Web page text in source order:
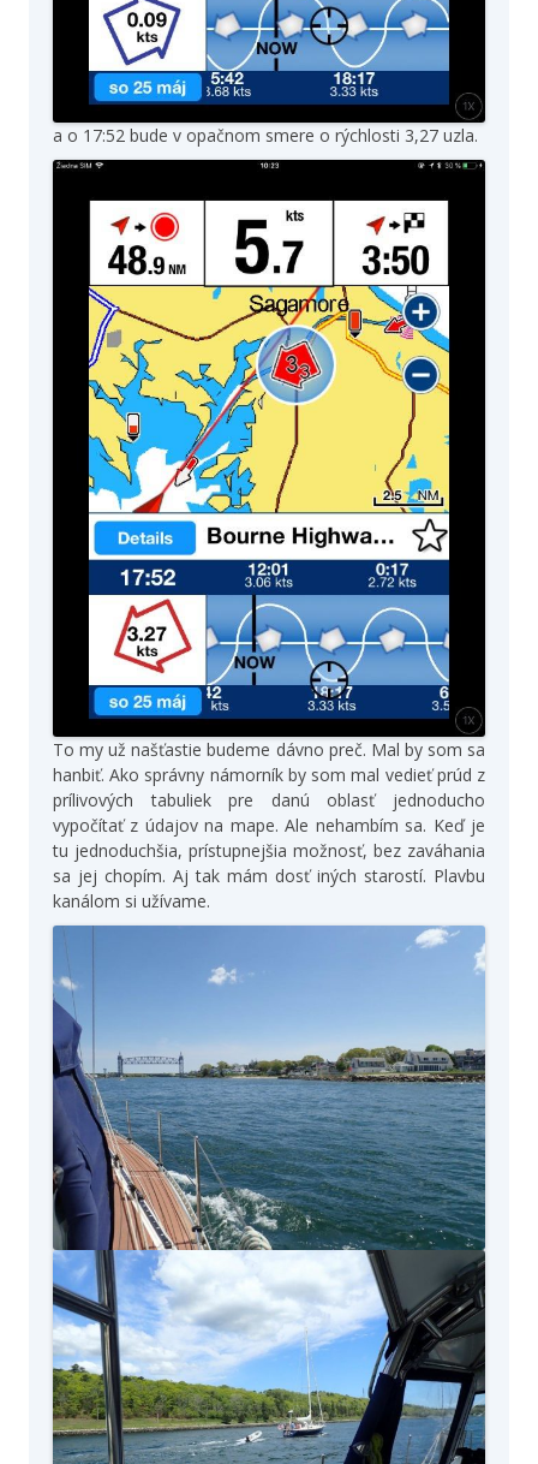
a o 17:52 bude v opačnom smere o rýchlosti 3,27 uzla.
To my už našťastie budeme dávno preč. Mal by som sa
hanbiť. Ako správny námorník by som mal vedieť prúd z
prílivových tabuliek pre danú oblasť jednoducho
vypočítať z údajov na mape. Ale nehambím sa. Keď je
tu jednoduchšia, prístupnejšia možnosť, bez zaváhania
sa jej chopím. Aj tak mám dosť iných starostí. Plavbu
kanálom si užívame.